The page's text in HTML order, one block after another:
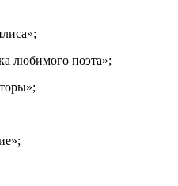
любимого поэта»;